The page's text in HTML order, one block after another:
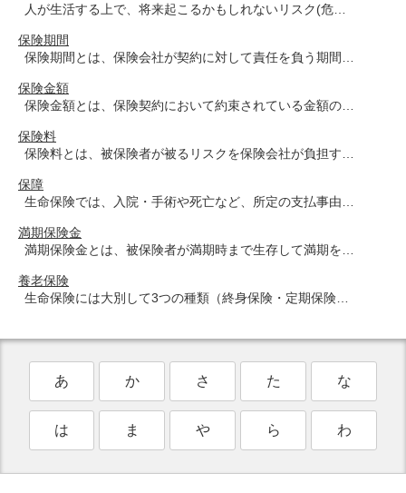
人が生活する上で、将来起こるかもしれないリスク(危…
保険期間
保険期間とは、保険会社が契約に対して責任を負う期間…
保険金額
保険金額とは、保険契約において約束されている金額の…
保険料
保険料とは、被保険者が被るリスクを保険会社が負担す…
保障
生命保険では、入院・手術や死亡など、所定の支払事由…
満期保険金
満期保険金とは、被保険者が満期時まで生存して満期を…
養老保険
生命保険には大別して3つの種類（終身保険・定期保険…
あ か さ た な
は ま や ら わ